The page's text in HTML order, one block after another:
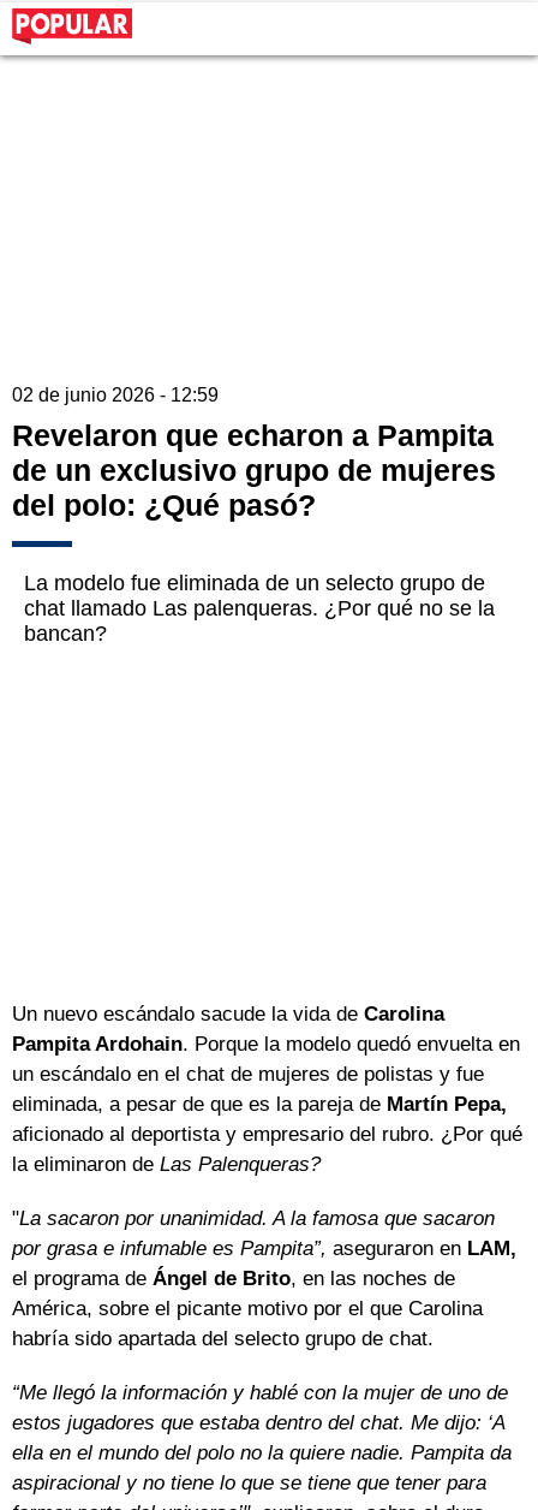
02 de junio 2026 - 12:59
Revelaron que echaron a Pampita
de un exclusivo grupo de mujeres
del polo: ¿Qué pasó?
La modelo fue eliminada de un selecto grupo de
chat llamado Las palenqueras. ¿Por qué no se la
bancan?
Un nuevo escándalo sacude la vida de Carolina
Pampita Ardohain. Porque la modelo quedó envuelta en
un escándalo en el chat de mujeres de polistas y fue
eliminada, a pesar de que es la pareja de Martín Pepa,
aficionado al deportista y empresario del rubro. ¿Por qué
la eliminaron de Las Palenqueras?
"La sacaron por unanimidad. A la famosa que sacaron
por grasa e infumable es Pampita”, aseguraron en LAM,
el programa de Ángel de Brito, en las noches de
América, sobre el picante motivo por el que Carolina
habría sido apartada del selecto grupo de chat.
“Me llegó la información y hablé con la mujer de uno de
estos jugadores que estaba dentro del chat. Me dijo: ‘A
ella en el mundo del polo no la quiere nadie. Pampita da
aspiracional y no tiene lo que se tiene que tener para